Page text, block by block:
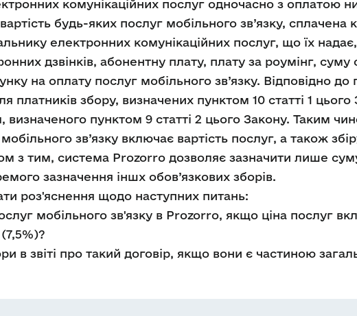
комунікаційних послуг одночасно з оплатою
будь-яких послуг мобільного зв’язку, сплачена
електронних комунікаційних послуг, що їх
дзвінків, абонентну плату, плату за роумінг, суму
на оплату послуг мобільного зв’язку. Відповідно до
збору, визначених пунктом 10 статті 1 цього
визначеного пунктом 9 статті 2 цього Закону. Таким
зв’язку включає вартість послуг, а також
з тим, система Prozorro дозволяє зазначити лише
зазначення іншх обов’язкових зборів.
роз'яснення щодо наступних питань:
мобільного зв'язку в Prozorro, якщо ціна послуг
в звіті про такий договір, якщо вони є частиною